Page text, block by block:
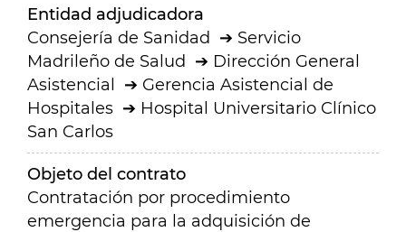
Entidad adjudicadora
Consejería de Sanidad
Servicio
Madrileño de Salud
Dirección General
Asistencial
Gerencia Asistencial de
Hospitales
Hospital Universitario Clínico
San Carlos
Objeto del contrato
Contratación por procedimiento
emergencia para la adquisición de